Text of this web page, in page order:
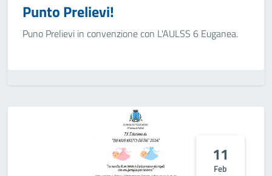
Punto Prelievi!
Puno Prelievi in convenzione con L'AULSS 6 Euganea.
11
Feb